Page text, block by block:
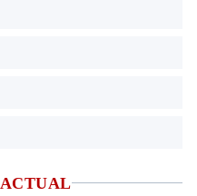
ACTUAL